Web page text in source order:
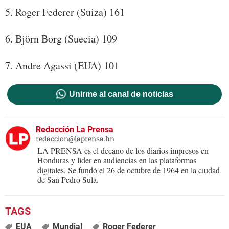
5. Roger Federer (Suiza) 161
6. Björn Borg (Suecia) 109
7. Andre Agassi (EUA) 101
Unirme al canal de noticias
Redacción La Prensa
redaccion@laprensa.hn
LA PRENSA es el decano de los diarios impresos en
Honduras y líder en audiencias en las plataformas
digitales. Se fundó el 26 de octubre de 1964 en la ciudad
de San Pedro Sula.
EUA Mundial Roger Federer